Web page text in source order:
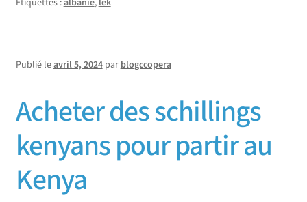
Publié leavril 5, 2024 parblogccopera
Acheter des schillings
kenyans pour partir au
Kenya